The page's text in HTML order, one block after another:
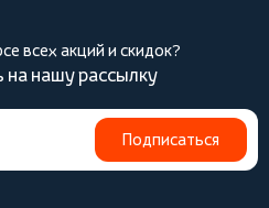
всех акций и скидок?
нашу рассылку
Подписаться